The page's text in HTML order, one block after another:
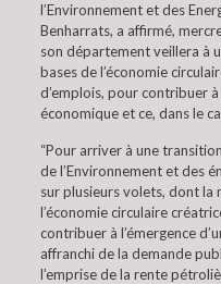
l’Environnement et des
Benharrats, a affirmé,
son département veillera à
bases de l’économie
d’emplois, pour contribuer à
économique et ce, dans le
“Pour arriver à une
de l’Environnement et des
sur plusieurs volets, dont la
l’économie circulaire
contribuer à l’émergence
affranchi de la demande
l’emprise de la rente